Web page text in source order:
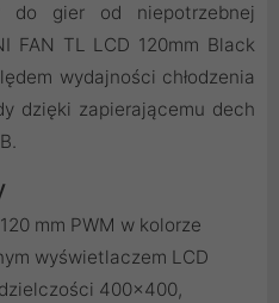
do gier od niepotrzebnej
FAN TL LCD 120mm Black
wydajności chłodzenia
dzięki zapierającemu dech
mm PWM w kolorze
wyświetlaczem LCD
400×400,